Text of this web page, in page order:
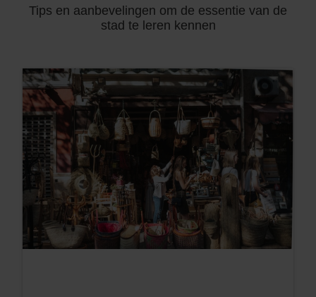
Tips en aanbevelingen om de essentie van de
stad te leren kennen